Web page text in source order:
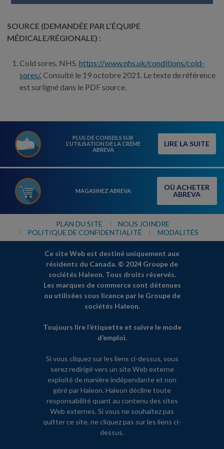
SOURCE (DEMANDÉE PAR L’ÉQUIPE
MÉDICALE/RÉGIONALE) :
Cold sores. NHS.https://www.nhs.uk/conditions/cold-
sores/.Consulté le 19 octobre 2021. Le texte de référence
est surligné dans le PDF source.
PLUS DE CONSEILS SUR
L’UTILISATION DE LA CRÈME
ABREVA
LIRE LA SUITE
MAGASINEZ ABREVA
OÙ ACHETER
ABREVA
PLAN DU SITE
NOUS JOINDRE
POLITIQUE DE CONFIDENTIALITÉ
MODALITÉS
Ce site Web est destiné uniquement aux
résidents du Canada. © 2024 Groupe de
sociétés Haleon. Tous droits réservés.
Les marques de commerce sont détenues
ou utilisées sous licence par le Groupe de
sociétés Haleon.
Toujours lire l’étiquette et suivre le mode
d’emploi.
Si vous cliquez sur les liens ci-dessus, vous
serez redirigé vers un site Web externe
exploité de manière indépendante et non
géré par Haleon. Haleon décline toute
responsabilité quant au contenu des sites
Web externes. Si vous ne souhaitez pas
quitter ce site, ne cliquez pas sur les liens ci-
dessus.